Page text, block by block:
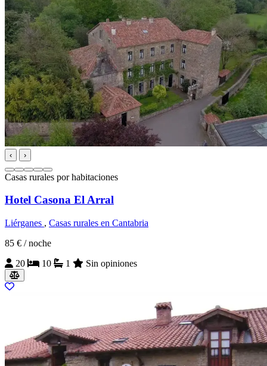
‹ ›
Casas rurales por habitaciones
Hotel Casona El Arral
Liérganes , Casas rurales en Cantabria
85 € / noche
20
10 1 Sin opiniones